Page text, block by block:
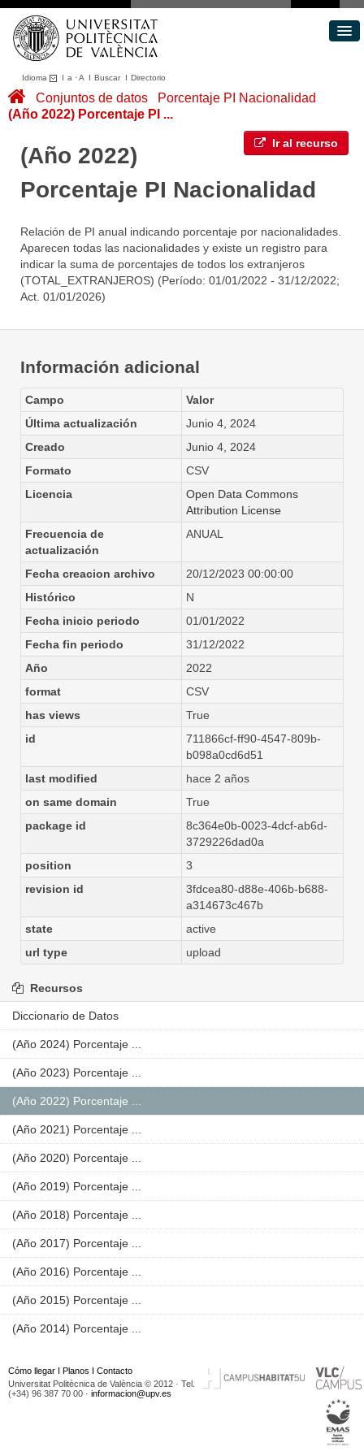
Idioma I a ·A I BuscarI Directorio
Conjuntos de datos
Áreas
Portal de Transparencia
Conjuntos de datos
Porcentaje PI Nacionalidad
(Año 2022) Porcentaje PI ...
Ir al recurso
(Año 2022)
Porcentaje PI Nacionalidad
Relación de PI anual indicando porcentaje por nacionalidades.
Aparecen todas las nacionalidades y existe un registro para
indicar la suma de porcentajes de todos los extranjeros
(TOTAL_EXTRANJEROS) (Período: 01/01/2022 - 31/12/2022;
Act. 01/01/2026)
Información adicional
Campo
Valor
Última actualización
Junio 4, 2024
Creado
Junio 4, 2024
Formato
CSV
Licencia
Open Data Commons
Attribution License
Frecuencia de
actualización
ANUAL
Fecha creacion archivo
20/12/2023 00:00:00
Histórico
N
Fecha inicio periodo
01/01/2022
Fecha fin periodo
31/12/2022
Año
2022
format
CSV
has views
True
id
711866cf-ff90-4547-809b-
b098a0cd6d51
last modified
hace 2 años
on same domain
True
package id
8c364e0b-0023-4dcf-ab6d-
3729226dad0a
position
3
revision id
3fdcea80-d88e-406b-b688-
a314673c467b
state
active
url type
upload
Recursos
Diccionario de Datos
(Año 2024) Porcentaje ...
(Año 2023) Porcentaje ...
(Año 2022) Porcentaje ...
(Año 2021) Porcentaje ...
(Año 2020) Porcentaje ...
(Año 2019) Porcentaje ...
(Año 2018) Porcentaje ...
(Año 2017) Porcentaje ...
(Año 2016) Porcentaje ...
(Año 2015) Porcentaje ...
(Año 2014) Porcentaje ...
Cómo llegar I Planos I Contacto
Universitat Politècnica de València © 2012 · Tel.
(+34) 96 387 70 00 · informacion@upv.es